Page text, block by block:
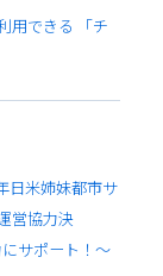
用できる 「チ
日米姉妹都市サ
営協力決
サポート！〜